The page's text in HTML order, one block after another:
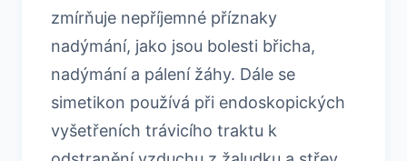
zmírňuje nepříjemné příznaky
nadýmání, jako jsou bolesti břicha,
nadýmání a pálení žáhy. Dále se
simetikon používá při endoskopických
vyšetřeních trávicího traktu k